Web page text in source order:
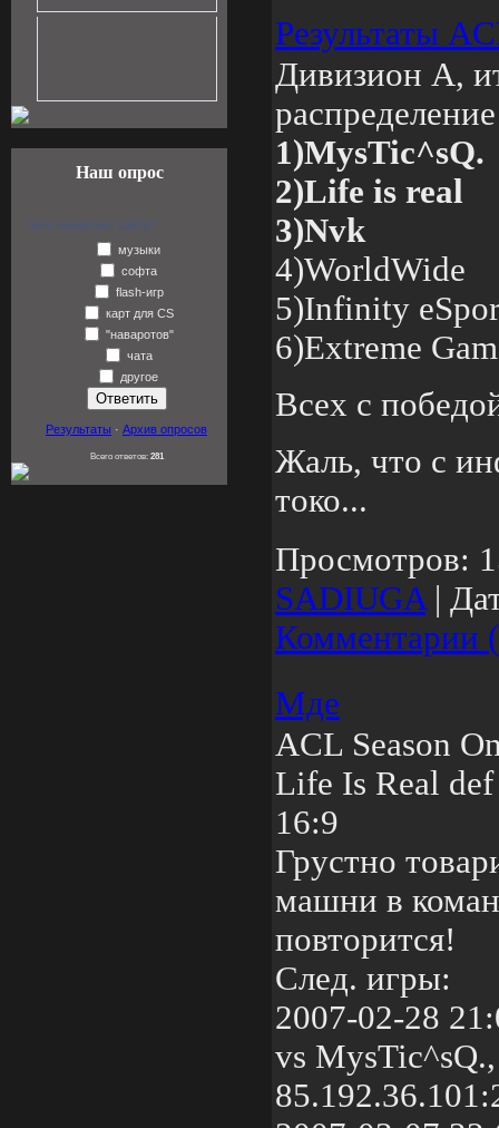
Наш опрос
Чего нехватает сайту?
музыки
софта
flash-игр
карт для CS
"наваротов"
чата
другое
Результаты · Архив опросов
Всего ответов: 281
Результаты
Дивизион А,
1)MysTic^sQ.
2)Life is real
3)Nvk
4)WorldWide
5)Infinity
6)Extreme
Всех с
Жаль, что с
токо...
Просмотров:
SADIUGA
Комментарии
Мде
ACL Season
Life Is Real
16:9
Грустно
машни в
повторится!
След. игры:
2007-02-28
vs